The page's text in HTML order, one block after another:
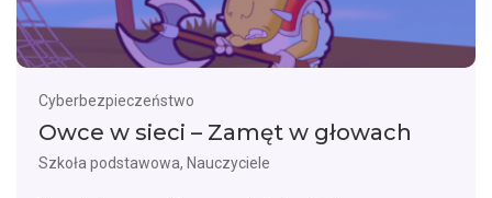
Cyberbezpieczeństwo
Owce w sieci – Zamęt w głowach
Szkoła podstawowa, Nauczyciele